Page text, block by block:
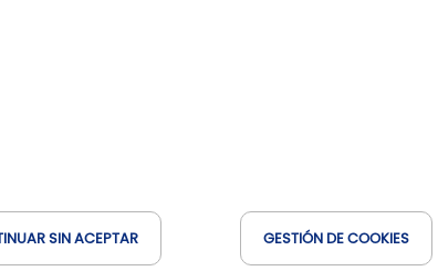
SIN ACEPTAR GESTIÓN DE COOKIES